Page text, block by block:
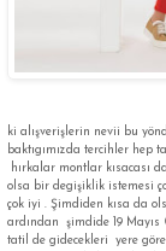
ki alışverişlerin nevii bu
baktıgımızda tercihler
hırkalar montlar kısacası
olsa bir degişiklik istemesi
çok iyi . Şimdiden kısa da
ardından şimdide 19
tatil de gidecekleri yere